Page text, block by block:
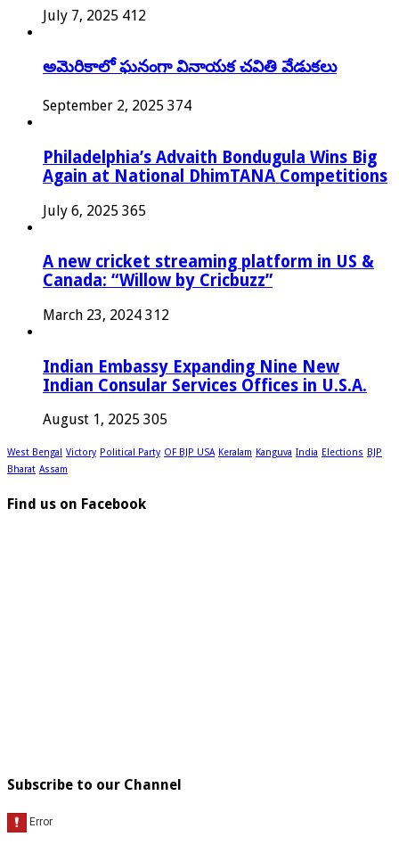
July 7, 2025 412
అమెరికాలో ఘనంగా వినాయక చవితి వేడుకలు
September 2, 2025 374
Philadelphia’s Advaith Bondugula Wins Big
Again at National DhimTANA Competitions
July 6, 2025 365
A new cricket streaming platform in US &
Canada: “Willow by Cricbuzz”
March 23, 2024 312
Indian Embassy Expanding Nine New
Indian Consular Services Offices in U.S.A.
August 1, 2025 305
West Bengal Victory Political Party OF BJP USA Keralam Kanguva India Elections BJP
Bharat Assam
Find us on Facebook
Subscribe to our Channel